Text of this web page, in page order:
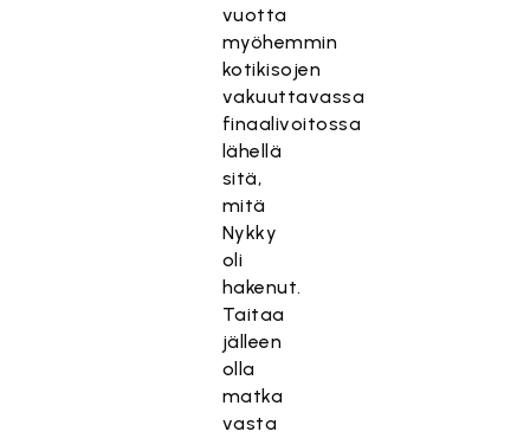
vuotta
myöhemmin
kotikisojen
vakuuttavassa
finaalivoitossa
lähellä
sitä,
mitä
Nykky
oli
hakenut.
Taitaa
jälleen
olla
matka
vasta